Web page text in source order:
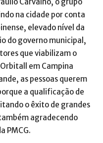
Carvalho, o grupo
na cidade por conta
elevado nível da
do governo municipal,
que viabilizam o
em Campina
as pessoas querem
a qualificação de
o êxito de grandes
agradecendo
PMCG.